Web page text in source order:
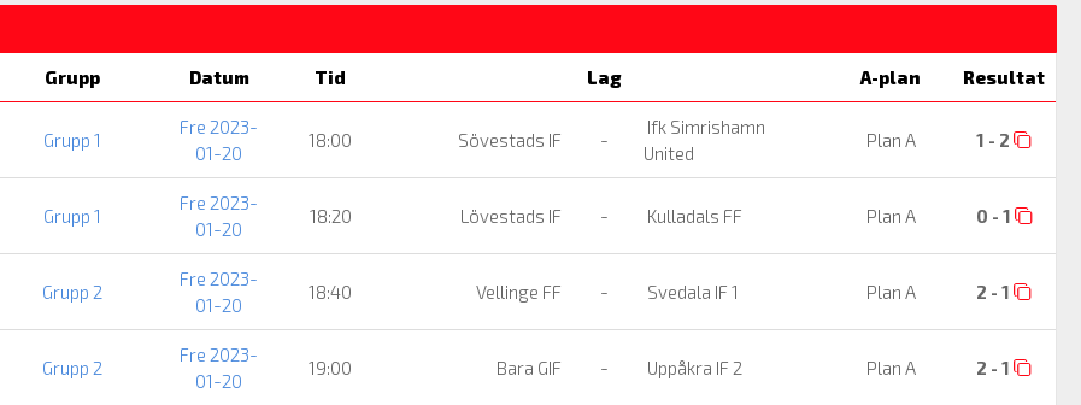
Grupp Datum Tid Lag A-plan Resultat
Grupp 1
Fre 2023-
01-20
18:00 Sövestads IF -
Ifk Simrishamn
United
Plan A 1 - 2
Grupp 1
Fre 2023-
01-20
18:20 Lövestads IF - Kulladals FF Plan A 0 - 1
Grupp 2
Fre 2023-
01-20
18:40 Vellinge FF - Svedala IF 1 Plan A 2 - 1
Grupp 2
Fre 2023-
01-20
19:00 Bara GIF - Uppåkra IF 2 Plan A 2 - 1